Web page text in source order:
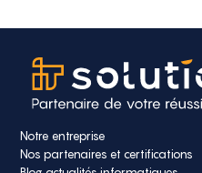
Notre entreprise
Nos partenaires et certifications